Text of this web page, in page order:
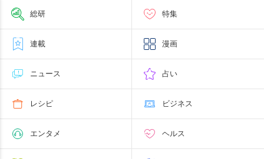
総研 特集
連載 漫画
ニュース 占い
レシピ ビジネス
エンタメ ヘルス